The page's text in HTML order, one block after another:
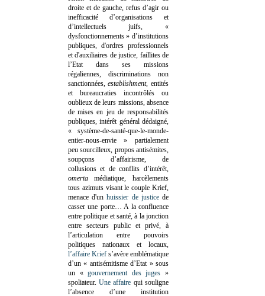
droite et de gauche, refus d’agir ou
inefficacité d’organisations et
d’intellectuels juifs, «
dysfonctionnements » d’institutions
publiques, d'ordres professionnels
et d'auxiliaires de justice, faillites de
l’Etat dans ses missions
régaliennes, discriminations non
sanctionnées,establishment, entités
et bureaucraties incontrôlés ou
oublieux de leurs missions, absence
de mises en jeu de responsabilités
publiques, intérêt général dédaigné,
« système-de-santé-que-le-monde-
entier-nous-envie » partialement
peu sourcilleux, propos antisémites,
soupçons d’affairisme, de
collusions et de conflits d’intérêt,
omertamédiatique, harcèlements
tous azimuts visant le couple Krief,
menace d'unhuissier de justicede
casser une porte… A la confluence
entre politique et santé, à la jonction
entre secteurs public et privé, à
l’articulation entre pouvoirs
politiques nationaux et locaux,
l’affaire Krief s’avère emblématique
d’un « antisémitisme d’Etat » sous
un «gouvernement des juges »
spoliateur.Une affaire qui souligne
l’absence d’une institution